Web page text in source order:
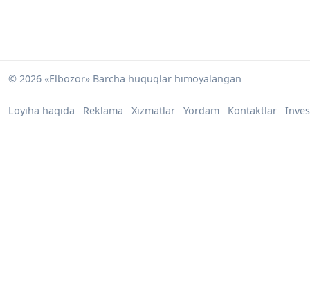
© 2026 «Elbozor» Barcha huquqlar himoyalangan
Loyiha haqida Reklama Xizmatlar Yordam Kontaktlar